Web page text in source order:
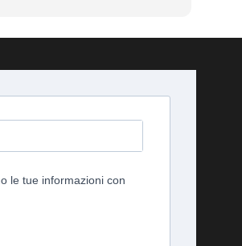
le tue informazioni con